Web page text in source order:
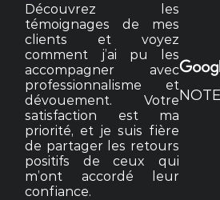
Découvrez les
témoignages de mes
clients et voyez
comment j’ai pu les
accompagner avec
professionnalisme et
dévouement. Votre
satisfaction est ma
priorité, et je suis fière
de partager les retours
positifs de ceux qui
m’ont accordé leur
confiance.